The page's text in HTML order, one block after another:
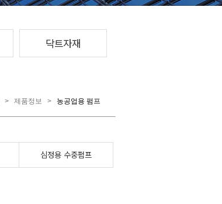
닥트자재
> 제품정보 > 농공업용 펌프
심정용 수중펌프